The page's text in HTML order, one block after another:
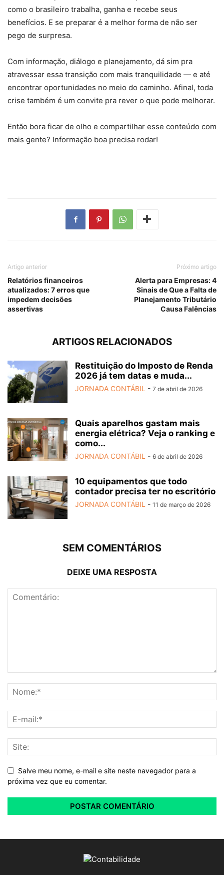
como o brasileiro trabalha, ganha e recebe seus
benefícios. E se preparar é a melhor forma de não ser
pego de surpresa.
Com informação, diálogo e planejamento, dá sim pra
atravessar essa transição com mais tranquilidade — e até
encontrar oportunidades no meio do caminho. Afinal, toda
crise também é um convite pra rever o que pode melhorar.
Então bora ficar de olho e compartilhar esse conteúdo com
mais gente? Informação boa precisa rodar!
Artigo anterior
Relatórios financeiros
atualizados: 7 erros que
impedem decisões
assertivas
Próximo artigo
Alerta para Empresas: 4
Sinais de Que a Falta de
Planejamento Tributário
Causa Falências
ARTIGOS RELACIONADOS
Restituição do Imposto de Renda
2026 já tem datas e muda...
JORNADA CONTÁBIL - 7 de abril de 2026
Quais aparelhos gastam mais
energia elétrica? Veja o ranking e
como...
JORNADA CONTÁBIL - 6 de abril de 2026
10 equipamentos que todo
contador precisa ter no escritório
JORNADA CONTÁBIL - 11 de março de 2026
SEM COMENTÁRIOS
DEIXE UMA RESPOSTA
Salve meu nome, e-mail e site neste navegador para a
próxima vez que eu comentar.